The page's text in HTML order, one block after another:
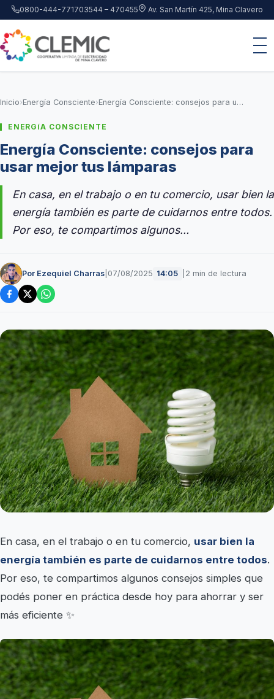
Saltar al contenido principal
0800-444-771703544 – 470455 Av. San Martín 425, Mina Clavero
Inicio›Energía Consciente› Energía Consciente: consejos para usar mejor tus lámparas
ENERGíA CONSCIENTE
Energía Consciente: consejos para
usar mejor tus lámparas
En casa, en el trabajo o en tu comercio, usar bien la
energía también es parte de cuidarnos entre todos.
Por eso, te compartimos algunos…
Por Ezequiel Charras 07/08/2025 14:05 2 min de lectura
En casa, en el trabajo o en tu comercio, usar bien la
energía también es parte de cuidarnos entre todos.
Por eso, te compartimos algunos consejos simples que
podés poner en práctica desde hoy para ahorrar y ser
más eficiente ✨